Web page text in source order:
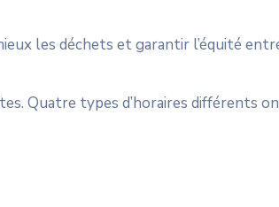
les déchets et garantir l’équité
Quatre types d’horaires différents